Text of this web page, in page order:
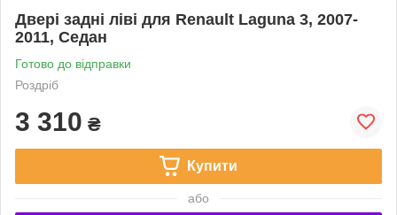
Двері задні ліві для Renault Laguna 3, 2007-
2011, Седан
Готово до відправки
Роздріб
3 310 ₴
Купити
або